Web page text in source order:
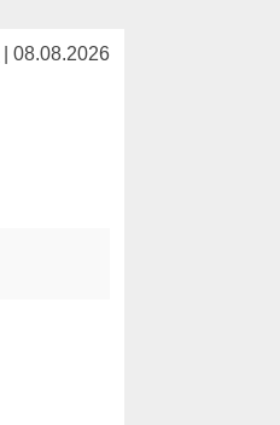
| 08.08.2026